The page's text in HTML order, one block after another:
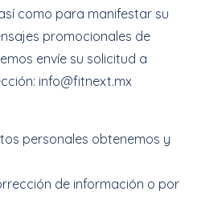
como para manifestar su
promocionales de
envíe su solicitud a
info@fitnext.mx
personales obtenemos y
de información o por